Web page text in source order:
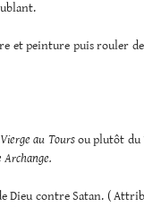
et peinture puis rouler
au Toursou plutôt du
Archange.
Dieu contre Satan. (